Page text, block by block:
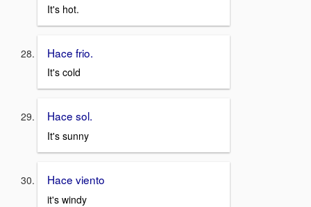
It's hot.
Hace frio.
It's cold
Hace sol.
It's sunny
Hace viento
it's windy